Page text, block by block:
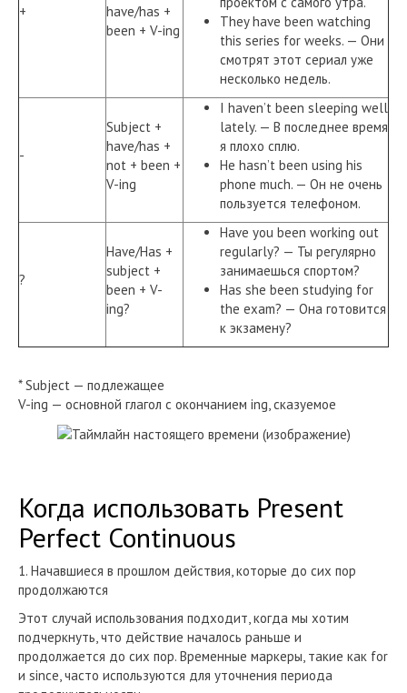
+
have/has +
been + V-ing
They have been watching
this series for weeks. — Они
смотрят этот сериал уже
несколько недель.
-
Subject +
have/has +
not + been +
V-ing
I haven’t been sleeping well
lately. — В последнее время
я плохо сплю.
He hasn’t been using his
phone much. — Он не очень
пользуется телефоном.
?
Have/Has +
subject +
been + V-
ing?
Have you been working out
regularly? — Ты регулярно
занимаешься спортом?
Has she been studying for
the exam? — Она готовится
к экзамену?
* Subject — подлежащее
V-ing — основной глагол с окончанием ing, сказуемое
Когда использовать Present
Perfect Continuous
1. Начавшиеся в прошлом действия, которые до сих пор
продолжаются
Этот случай использования подходит, когда мы хотим
подчеркнуть, что действие началось раньше и
продолжается до сих пор. Временные маркеры, такие как for
и since, часто используются для уточнения периода